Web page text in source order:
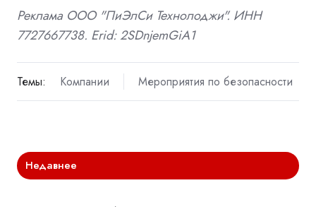
Реклама ООО "ПиЭлСи Технолоджи". ИНН
7727667738. Erid: 2SDnjemGiA1
Темы: Компании Мероприятия по безопасности
Недавнее